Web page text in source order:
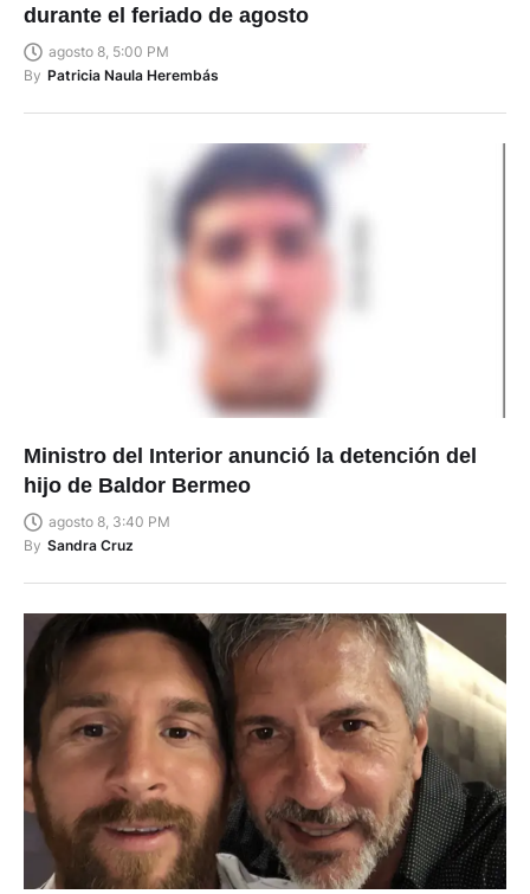
durante el feriado de agosto
agosto 8, 5:00 PM
By Patricia Naula Herembás
Ministro del Interior anunció la detención del
hijo de Baldor Bermeo
agosto 8, 3:40 PM
By Sandra Cruz